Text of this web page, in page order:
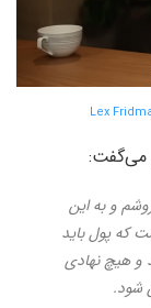
Lex
می‌گفت:
و به این
که پول باید
و هیچ نهادی
شود.